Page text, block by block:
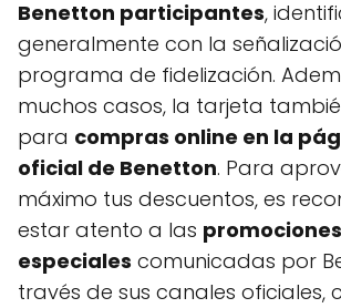
Benetton participantes,
generalmente con la
programa de fidelización.
muchos casos, la tarjeta
para compras online en la
oficial de Benetton. Para
máximo tus descuentos, es
estar atento a las
especiales comunicadas por
través de sus canales oficiales,